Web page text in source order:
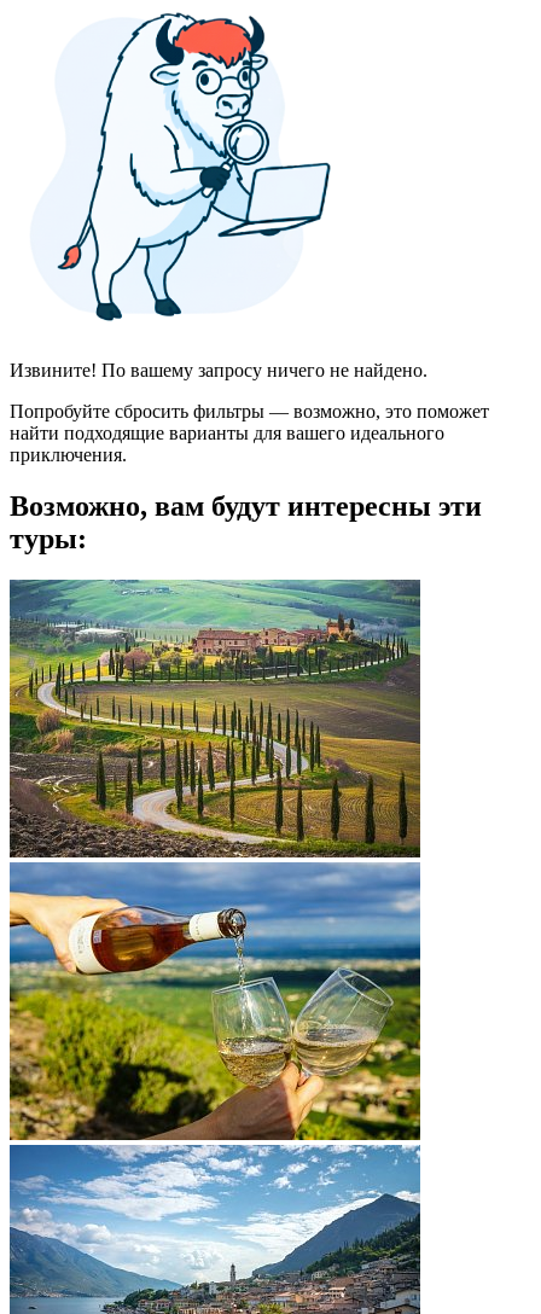
Извините! По вашему запросу ничего не найдено.
Попробуйте сбросить фильтры — возможно, это поможет
найти подходящие варианты для вашего идеального
приключения.
Возможно, вам будут интересны эти
туры: